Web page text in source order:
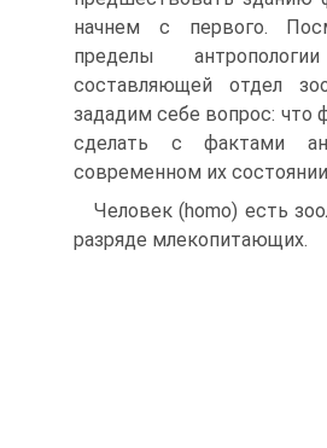
начнем с первого.
пределы
составляющей отдел
зададим себе вопрос: что
сделать с фактами
современном их
Человек (homo) есть
разряде млекопитающих.